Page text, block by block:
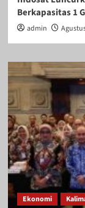
Berkapasitas 1
admin
Ekonomi